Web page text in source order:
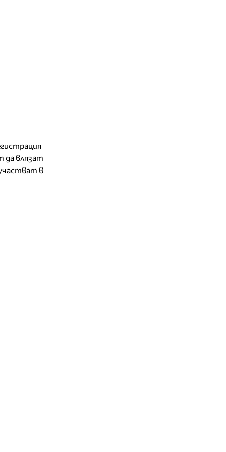
да влязат
в